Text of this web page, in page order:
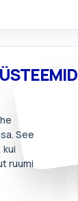
See
kui
ruumi